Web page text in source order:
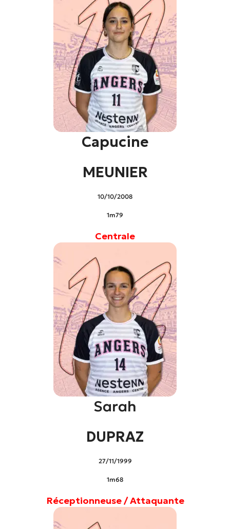
Capucine
MEUNIER
10/10/2008
1m79
Centrale
Sarah
DUPRAZ
27/11/1999
1m68
Réceptionneuse / Attaquante